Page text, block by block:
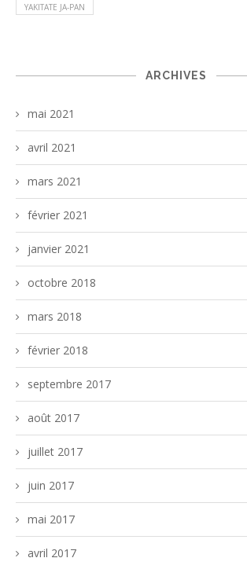
YAKITATE JA-PAN
ARCHIVES
mai 2021
avril 2021
mars 2021
février 2021
janvier 2021
octobre 2018
mars 2018
février 2018
septembre 2017
août 2017
juillet 2017
juin 2017
mai 2017
avril 2017